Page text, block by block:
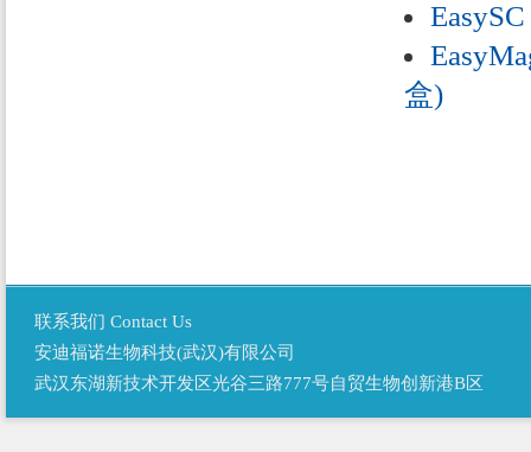
盒)
联系我们 Contact Us
安迪福诺生物科技(武汉)有限公司
武汉东湖新技术开发区光谷三路777号自贸生物创新港B区